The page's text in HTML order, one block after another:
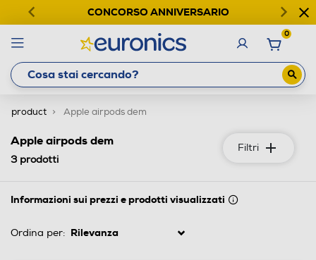
CONCORSO ANNIVERSARIO
0
product Apple airpods dem
Filtri
Apple airpods dem
3prodotti
Informazioni sui prezzi e prodotti visualizzati
Ordina per: